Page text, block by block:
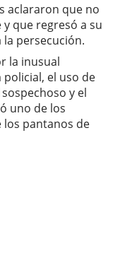
aclararon que no
que regresó a su
persecución.
la inusual
el uso de
y el
uno de los
pantanos de